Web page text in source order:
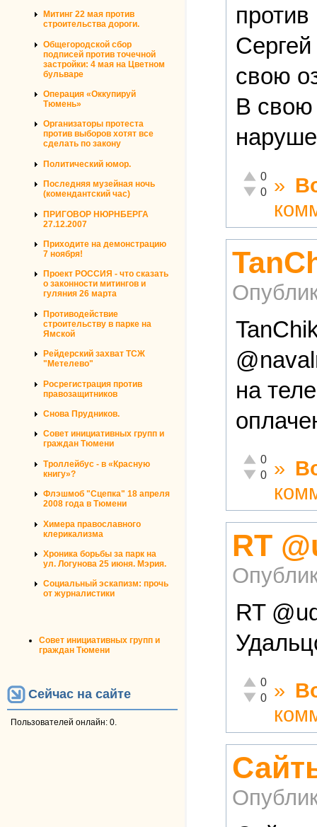
Митинг 22 мая против
строительства дороги.
Общегородской сбор
подписей против точечной
застройки: 4 мая на Цветном
бульваре
Операция «Оккупируй
Тюмень»
Организаторы протеста
против выборов хотят все
сделать по закону
Политический юмор.
Последняя музейная ночь
(комендантский час)
ПРИГОВОР НЮРНБЕРГА
27.12.2007
Приходите на демонстрацию
7 ноября!
Проект РОССИЯ - что сказать
о законности митингов и
гуляния 26 марта
Противодействие
строительству в парке на
Ямской
Рейдерский захват ТСЖ
"Метелево"
Росрегистрация против
правозащитников
Снова Прудников.
Совет инициативных групп и
граждан Тюмени
Троллейбус - в «Красную
книгу»?
Флэшмоб "Сцепка" 18 апреля
2008 года в Тюмени
Химера православного
клерикализма
Хроника борьбы за парк на
ул. Логунова 25 июня. Мэрия.
Социальный эскапизм: прочь
от журналистики
Совет инициативных групп и
граждан Тюмени
Сейчас на сайте
Пользователей онлайн: 0.
свою
В свою
Отлично!
0
Неадекватно!
0 »
на
Отлично!
0
Неадекватно!
0 »
RT
RT
Отлично!
0
Неадекватно!
0 »